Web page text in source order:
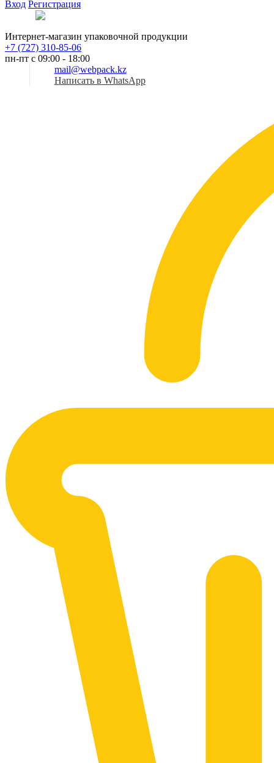
Вход Регистрация
Интернет-магазин упаковочной продукции
+7 (727) 310-85-06
пн-пт с 09:00 - 18:00
mail@webpack.kz
Написать в WhatsApp